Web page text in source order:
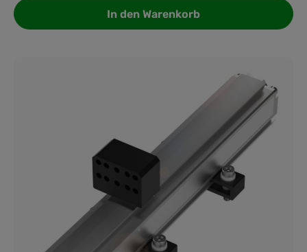
oder Portalrobotern, da sie aus einem hermetisch dichten IP67-
Aluminiumgehäuse bestehen. Die Magnete des Positionsgebers
wirken durch die Wand des Profils auf das Messelement. Form=
SteckverbinderM16x0.758-poligAnalogausgang -
AnalogSpannung 0…10 V Analogvoltage 10…0 VMessbereich -
150 mmAuflösung - ≤ 2 µmLinearitätsabweichung max. - ±100
µmWiederholgenauigkeit - ≤ 0.1 mVBetriebsspannung Ub - 20-
28 VDCUmgebungstemperatur - -40-85 °CSchutzart -
IP67Zulassung/Konformität - CEcULusEACWEEE 🛒 Jetzt
bestellen und Ihre Sensorik auf das nächste Level bringen!
In den Warenkorb